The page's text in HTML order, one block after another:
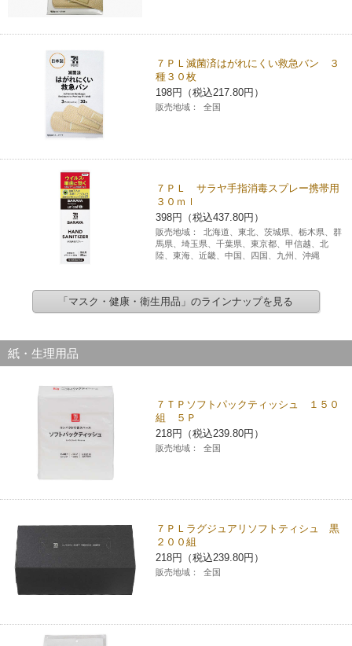
自転車シェアリング（店舗限定）
モバイルバッテリーシェアリング（店舗限定）
モバイルWi-Fiバッテリーシェアリング（店舗限定）
パウダースペース ラブン（店舗限定）
ソフトバンクギフト
セブン-イレブンの歴史
７ＰＬ滅菌済はがれにくい救急バン ３
種３０枚
198円（税込217.80円）
販売地域： 全国
７ＰＬ サラヤ手指消毒スプレー携帯用
３０ｍｌ
398円（税込437.80円）
販売地域：
北海道、東北、茨城県、栃木県、群
馬県、埼玉県、千葉県、東京都、甲信越、北
陸、東海、近畿、中国、四国、九州、沖縄
「マスク・健康・衛生用品」のラインナップを見る
紙・生理用品
７ＴＰソフトパックティッシュ １５０
組 ５Ｐ
218円（税込239.80円）
販売地域： 全国
７ＰＬラグジュアリソフトティシュ 黒
２００組
218円（税込239.80円）
販売地域： 全国